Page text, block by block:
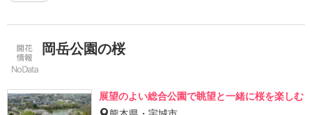
岡岳公園の桜
展望のよい総合公園で眺望と一緒に桜を楽しむ
熊本県・宇城市